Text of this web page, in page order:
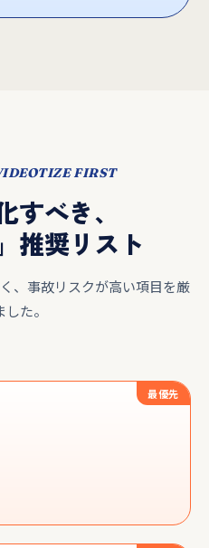
FIRST
すべき、
推奨リスト
、事故リスクが高い項目を厳
た。
最優先